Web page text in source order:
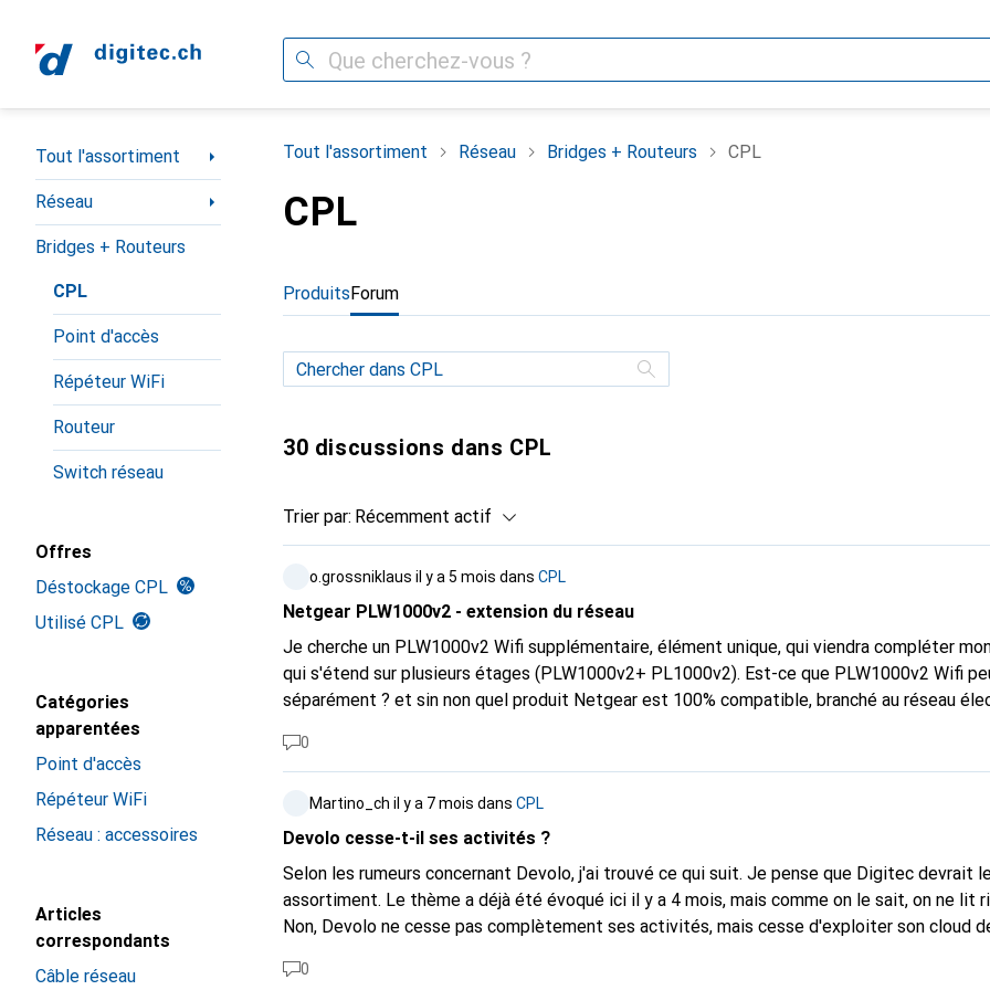
Recherche
Navigation par catégorie
Tout l'assortiment
Réseau
Bridges + Routeurs
CPL
Point d'accès
Répéteur WiFi
Routeur
Switch réseau
Offres
Déstockage CPL
Utilisé CPL
Catégories
apparentées
Point d'accès
Répéteur WiFi
Réseau : accessoires
Articles
correspondants
Câble réseau
Tout l'assortiment Réseau Bridges + Routeurs CPL
CPL
ProduitsForum
30 discussions dans CPL
Trier par: Récemment actif
o.grossniklaus il y a 5 mois dans CPL
Netgear PLW1000v2 - extension du réseau
Je cherche un PLW1000v2 Wifi supplémentaire, élément unique, qui viendra compléter
qui s'étend sur plusieurs étages (PLW1000v2+ PL1000v2). Est-ce que PLW1000v2 Wifi
séparément ? et sin non quel produit Netgear est 100% compatible, branché au réseau
0
Martino_ch il y a 7 mois dans CPL
Devolo cesse-t-il ses activités ?
Selon les rumeurs concernant Devolo, j'ai trouvé ce qui suit. Je pense que Digitec devrait
assortiment. Le thème a déjà été évoqué ici il y a 4 mois, mais comme on le sait, on ne lit
Non, Devolo ne cesse pas complètement ses activités, mais cesse d'exploiter son cloud
réseau domestique (Powerline/WLAN) et les solutions industrielles restent en place, car
0